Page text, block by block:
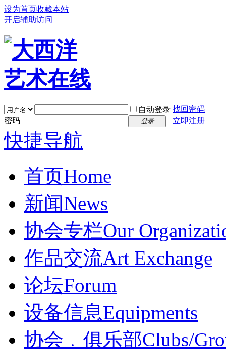
设为首页收藏本站
开启辅助访问
自动登录 找回密码
密码
登录 立即注册
快捷导航
首页Home
新闻News
协会专栏Our
作品交流Art Exchange
论坛Forum
设备信息Equipments
协会﹒俱乐部Clubs/